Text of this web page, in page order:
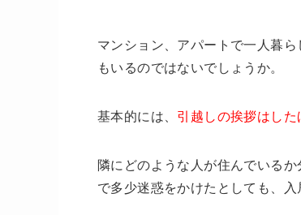
マンション、アパートで一人暮
もいるのではないでしょうか。
基本的には、 引越しの挨拶はし
隣にどのような人が住んでいる
で多少迷惑をかけたとしても、